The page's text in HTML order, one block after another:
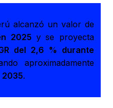
alcanzó un valor de
2025 y se proyecta
del 2,6 % durante
aproximadamente
2035.